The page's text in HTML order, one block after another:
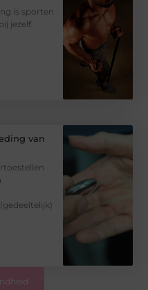
is sporten
jezelf.
van